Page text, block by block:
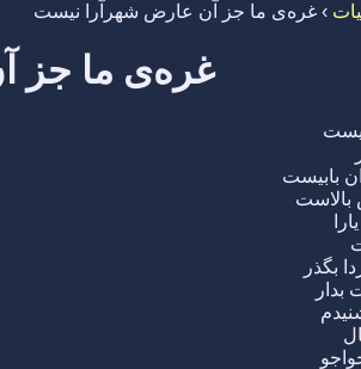
› غره‌ی ما جز آن عارض شهرآرا نیست
غره‌ی ما جز
بابیست
بگذر